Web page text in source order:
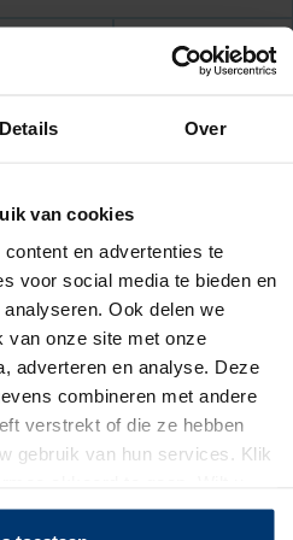
Details Over
van cookies
en advertenties te
voor social media te bieden en
Ook delen we
van onze site met onze
adverteren en analyse. Deze
combineren met andere
verstrekt of die ze hebben
gebruik van hun services. Klik
op "instellen". Op onze
Toev.
bij jou? (niet verplicht)
(niet verplicht)
(max. 5 MB)